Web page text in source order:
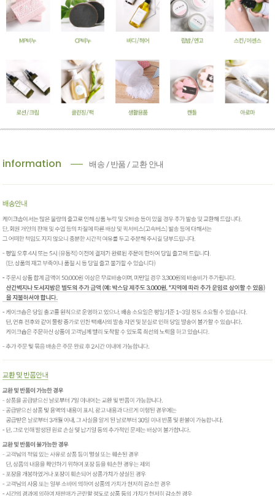
information 배송 / 반품 / 교환 안내